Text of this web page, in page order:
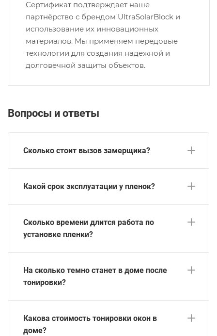
Сертификат подтверждает наше
партнёрство с брендом UltraSolarBlock и
использование их инновационных
материалов. Мы применяем передовые
технологии для создания надежной и
долговечной защиты объектов.
Вопросы и ответы
Сколько стоит вызов замерщика?
Какой срок эксплуатации у пленок?
Сколько времени длится работа по
установке пленки?
На сколько темно станет в доме после
тонировки?
Какова стоимость тонировки окон в
доме?